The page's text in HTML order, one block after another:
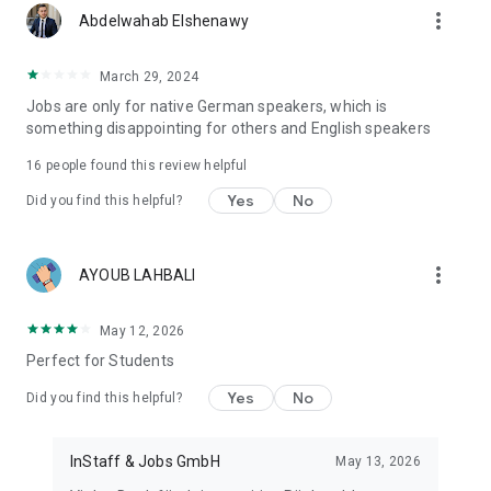
Abdelwahab Elshenawy more_vert
March 29, 2024
Jobs are only for native German speakers, which is
something disappointing for others and English speakers
16 people found this review helpful
Did you find this helpful? Yes No
AYOUB LAHBALI more_vert
May 12, 2026
Perfect for Students
Did you find this helpful? Yes No
InStaff & Jobs GmbH May 13, 2026